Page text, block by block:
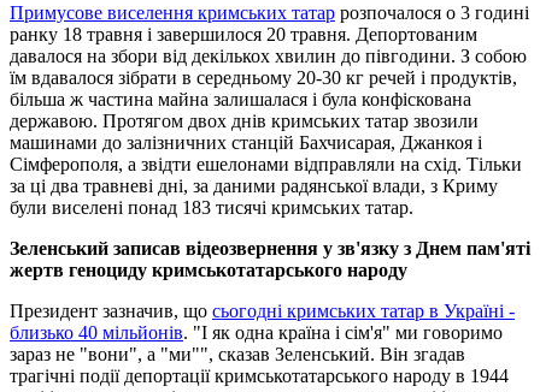
Примусове виселення кримських татар розпочалося о 3 годині
ранку 18 травня і завершилося 20 травня. Депортованим
давалося на збори від декількох хвилин до півгодини. З собою
їм вдавалося зібрати в середньому 20-30 кг речей і продуктів,
більша ж частина майна залишалася і була конфіскована
державою. Протягом двох днів кримських татар звозили
машинами до залізничних станцій Бахчисарая, Джанкоя і
Сімферополя, а звідти ешелонами відправляли на схід. Тільки
за ці два травневі дні, за даними радянської влади, з Криму
були виселені понад 183 тисячі кримських татар.
Зеленський записав відеозвернення у зв'язку з Днем пам'яті
жертв геноциду кримськотатарського народу
Президент зазначив, що сьогодні кримських татар в Україні -
близько 40 мільйонів. "І як одна країна і сім'я" ми говоримо
зараз не "вони", а "ми"", сказав Зеленський. Він згадав
трагічні події депортації кримськотатарського народу в 1944